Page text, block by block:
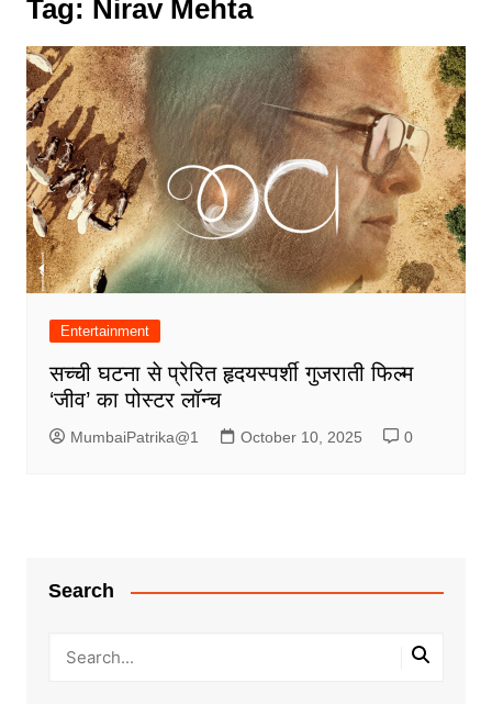
Tag: Nirav Mehta
Entertainment
सच्ची घटना से प्रेरित हृदयस्पर्शी गुजराती फिल्म
‘जीव’ का पोस्टर लॉन्च
MumbaiPatrika@1 October 10, 2025 0
Search